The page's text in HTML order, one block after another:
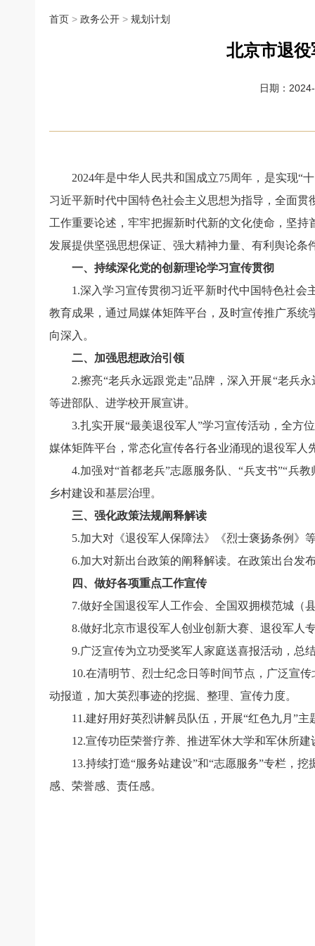
首页 > 政务公开 > 规划计划
北京市退
日期：
2024年是中华人民共和国成立75周年，是实现“
习近平新时代中国特色社会主义思想为指导，全面
工作重要论述，牢牢把握新时代新的文化使命，坚
发展提供坚强思想保证、强大精神力量、有利舆论条
一、持续深化党的创新理论学习宣传贯彻
1.深入学习宣传贯彻习近平新时代中国特色社
教育成果，通过局媒体矩阵平台，及时宣传推广系
向深入。
二、加强思想政治引领
2.擦亮“老兵永远跟党走”品牌，深入开展“老兵
等进部队、进学校开展宣讲。
3.扎实开展“最美退役军人”学习宣传活动，全方
媒体矩阵平台，常态化宣传各行各业涌现的退役军人
4.加强对“首都老兵”志愿服务队、“兵支书”“兵
乡村建设和基层治理。
三、强化政策法规阐释解读
5.加大对《退役军人保障法》《烈士褒扬条例》
6.加大对新出台政策的阐释解读。在政策出台发
四、做好各项重点工作宣传
7.做好全国退役军人工作会、全国双拥模范城（
8.做好北京市退役军人创业创新大赛、退役军人
9.广泛宣传为立功受奖军人家庭送喜报活动，总
10.在清明节、烈士纪念日等时间节点，广泛宣
动报道，加大英烈事迹的挖掘、整理、宣传力度。
11.建好用好英烈讲解员队伍，开展“红色九月”
12.宣传功臣荣誉疗养、推进军休大学和军休所
13.持续打造“服务站建设”和“志愿服务”专栏，
感、荣誉感、责任感。